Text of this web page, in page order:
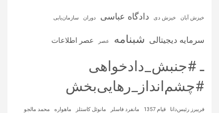
خیزش آبان خیزش دی دادگاه عباسی دوران سازمان‌یابی
سرمایه‌ دیجیتالی شبنامه عصر عصر اطلاعات
ـ #جنبش_دادخواهی
#چشم‌انداز_رهایی‌بخش
فریبرز رئیس‌دانا قیام 1357 مانفرد فاسلر مانوئل کاستلز ماهواره‌ محمد مالجو